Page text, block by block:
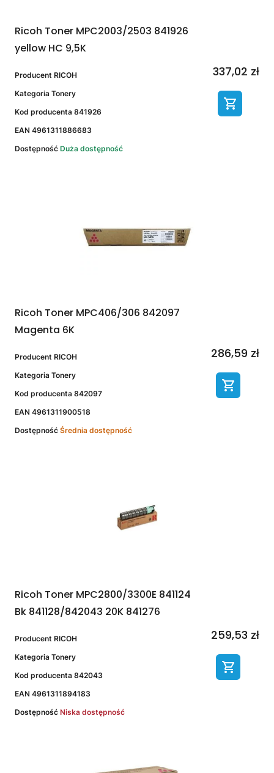
Ricoh Toner MPC2003/2503 841926
yellow HC 9,5K
Producent RICOH
Kategoria Tonery
Kod producenta 841926
EAN 4961311886683
Dostępność Duża dostępność
337,02 zł
Ricoh Toner MPC406/306 842097
Magenta 6K
Producent RICOH
Kategoria Tonery
Kod producenta 842097
EAN 4961311900518
Dostępność Średnia dostępność
286,59 zł
Ricoh Toner MPC2800/3300E 841124
Bk 841128/842043 20K 841276
Producent RICOH
Kategoria Tonery
Kod producenta 842043
EAN 4961311894183
Dostępność Niska dostępność
259,53 zł